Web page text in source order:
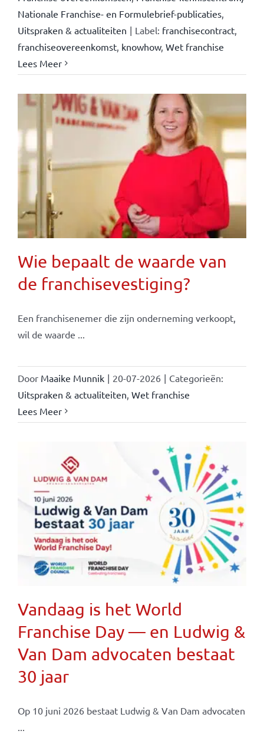
Nationale Franchise- en Formulebrief-publicaties,
Uitspraken & actualiteiten | Label: franchisecontract,
franchiseovereenkomst, knowhow, Wet franchise
Lees Meer
Wie bepaalt de waarde van
de franchisevestiging?
Een franchisenemer die zijn onderneming verkoopt,
wil de waarde ...
Door Maaike Munnik | 20-07-2026 | Categorieën:
Uitspraken & actualiteiten, Wet franchise
Lees Meer
Vandaag is het World
Franchise Day — en Ludwig &
Van Dam advocaten bestaat
30 jaar
Op 10 juni 2026 bestaat Ludwig & Van Dam advocaten
...